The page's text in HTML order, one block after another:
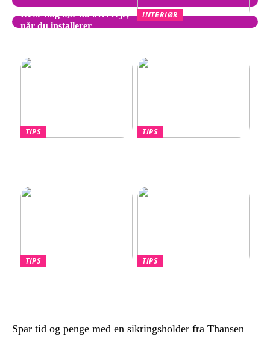
Disse ting bør du overveje,
når du installerer
INTERIØR
TIPS
TIPS
TIPS
TIPS
Spar tid og penge med en sikringsholder fra Thansen